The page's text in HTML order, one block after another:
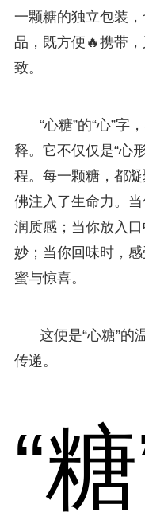
一颗糖的独立包装
品，既方便🔥携带
致。
“心糖”的“心”字
释。它不仅仅是“心
程。每一颗糖，都
佛注入了生命力。
润质感；当你放入
妙；当你回味时，
蜜与惊喜。
这便是“心糖”的
传递。
“